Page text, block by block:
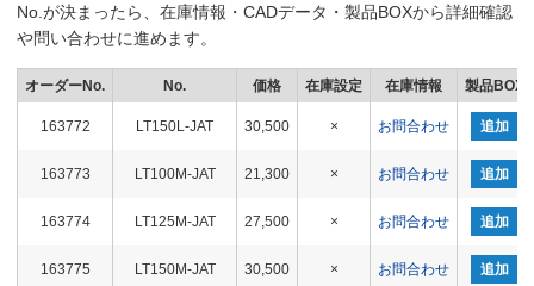
No.が決まったら、在庫情報・CADデータ・製品BOXから詳細確認
や問い合わせに進めます。
オーダーNo. No. 価格 在庫設定 在庫情報 製品BOX
163772 LT150L-JAT 30,500 × お問合わせ 追加
163773 LT100M-JAT 21,300 × お問合わせ 追加
163774 LT125M-JAT 27,500 × お問合わせ 追加
163775 LT150M-JAT 30,500 × お問合わせ 追加